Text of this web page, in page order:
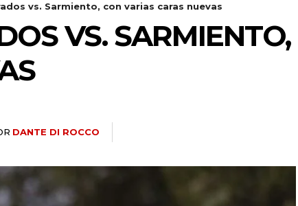
vs. Sarmiento, con varias caras nuevas
VS.
DANTE DI ROCCO